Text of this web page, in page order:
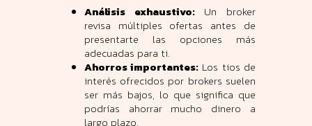
Análisis exhaustivo:Un broker
revisa múltiples ofertas antes de
presentarte las opciones más
adecuadas para ti.
Ahorros importantes: Los tios de
interés ofrecidos por brokers suelen
ser más bajos, lo que significa que
podrías ahorrar mucho dinero a
largo plazo.